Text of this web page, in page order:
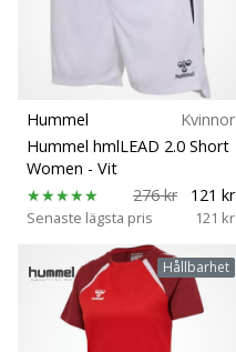
PUMA
Accelerate
NITRO
SQD
5
handbollsskorna!
Upptäck
de
tekniska
uppdateringarna
Teamsales
Typ av boll
BH stöd
Klubbar
Kollektion
Hummel
Kvinnor
Hummel hmlLEAD 2.0 Short
Women - Vit
276 kr
121 kr
Senaste lägsta pris 121 kr
Hållbarhet